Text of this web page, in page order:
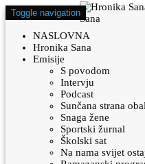
Toggle navigation
NASLOVNA
Hronika Sana
Emisije
S povodom
Intervju
Podcast
Sunčana strana
Snaga žene
Sportski žurnal
Školski sat
Na nama svijet